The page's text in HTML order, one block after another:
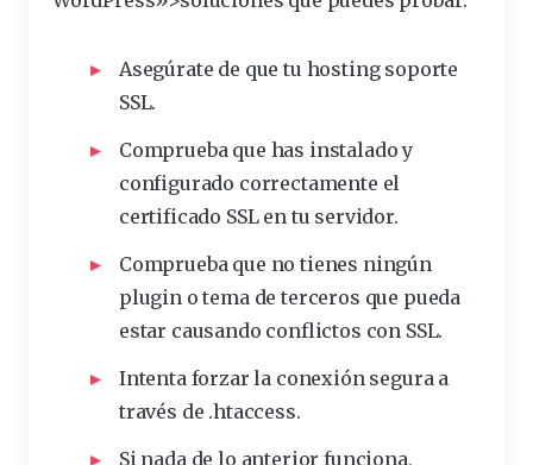
Asegúrate de que tu hosting soporte
SSL.
Comprueba que has instalado y
configurado correctamente el
certificado SSL en tu servidor.
Comprueba que no tienes ningún
plugin o tema de terceros que pueda
estar causando conflictos con SSL.
Intenta forzar la conexión segura a
través de .htaccess.
Si nada de lo anterior funciona,